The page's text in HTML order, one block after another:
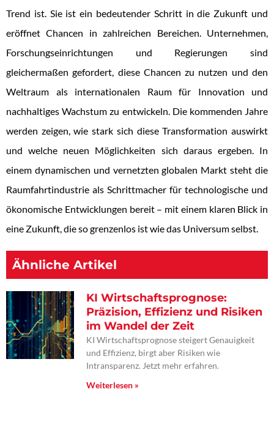
Trend ist. Sie ist ein bedeutender Schritt in die Zukunft und
eröffnet Chancen in zahlreichen Bereichen. Unternehmen,
Forschungseinrichtungen und Regierungen sind
gleichermaßen gefordert, diese Chancen zu nutzen und den
Weltraum als internationalen Raum für Innovation und
nachhaltiges Wachstum zu entwickeln. Die kommenden Jahre
werden zeigen, wie stark sich diese Transformation auswirkt
und welche neuen Möglichkeiten sich daraus ergeben. In
einem dynamischen und vernetzten globalen Markt steht die
Raumfahrtindustrie als Schrittmacher für technologische und
ökonomische Entwicklungen bereit – mit einem klaren Blick in
eine Zukunft, die so grenzenlos ist wie das Universum selbst.
Ähnliche Artikel
KI Wirtschaftsprognose:
Präzision, Effizienz und Risiken
im Wandel der Zeit
KI Wirtschaftsprognose steigert Genauigkeit
und Effizienz, birgt aber Risiken wie
Intransparenz. Jetzt mehr erfahren.
Weiterlesen »